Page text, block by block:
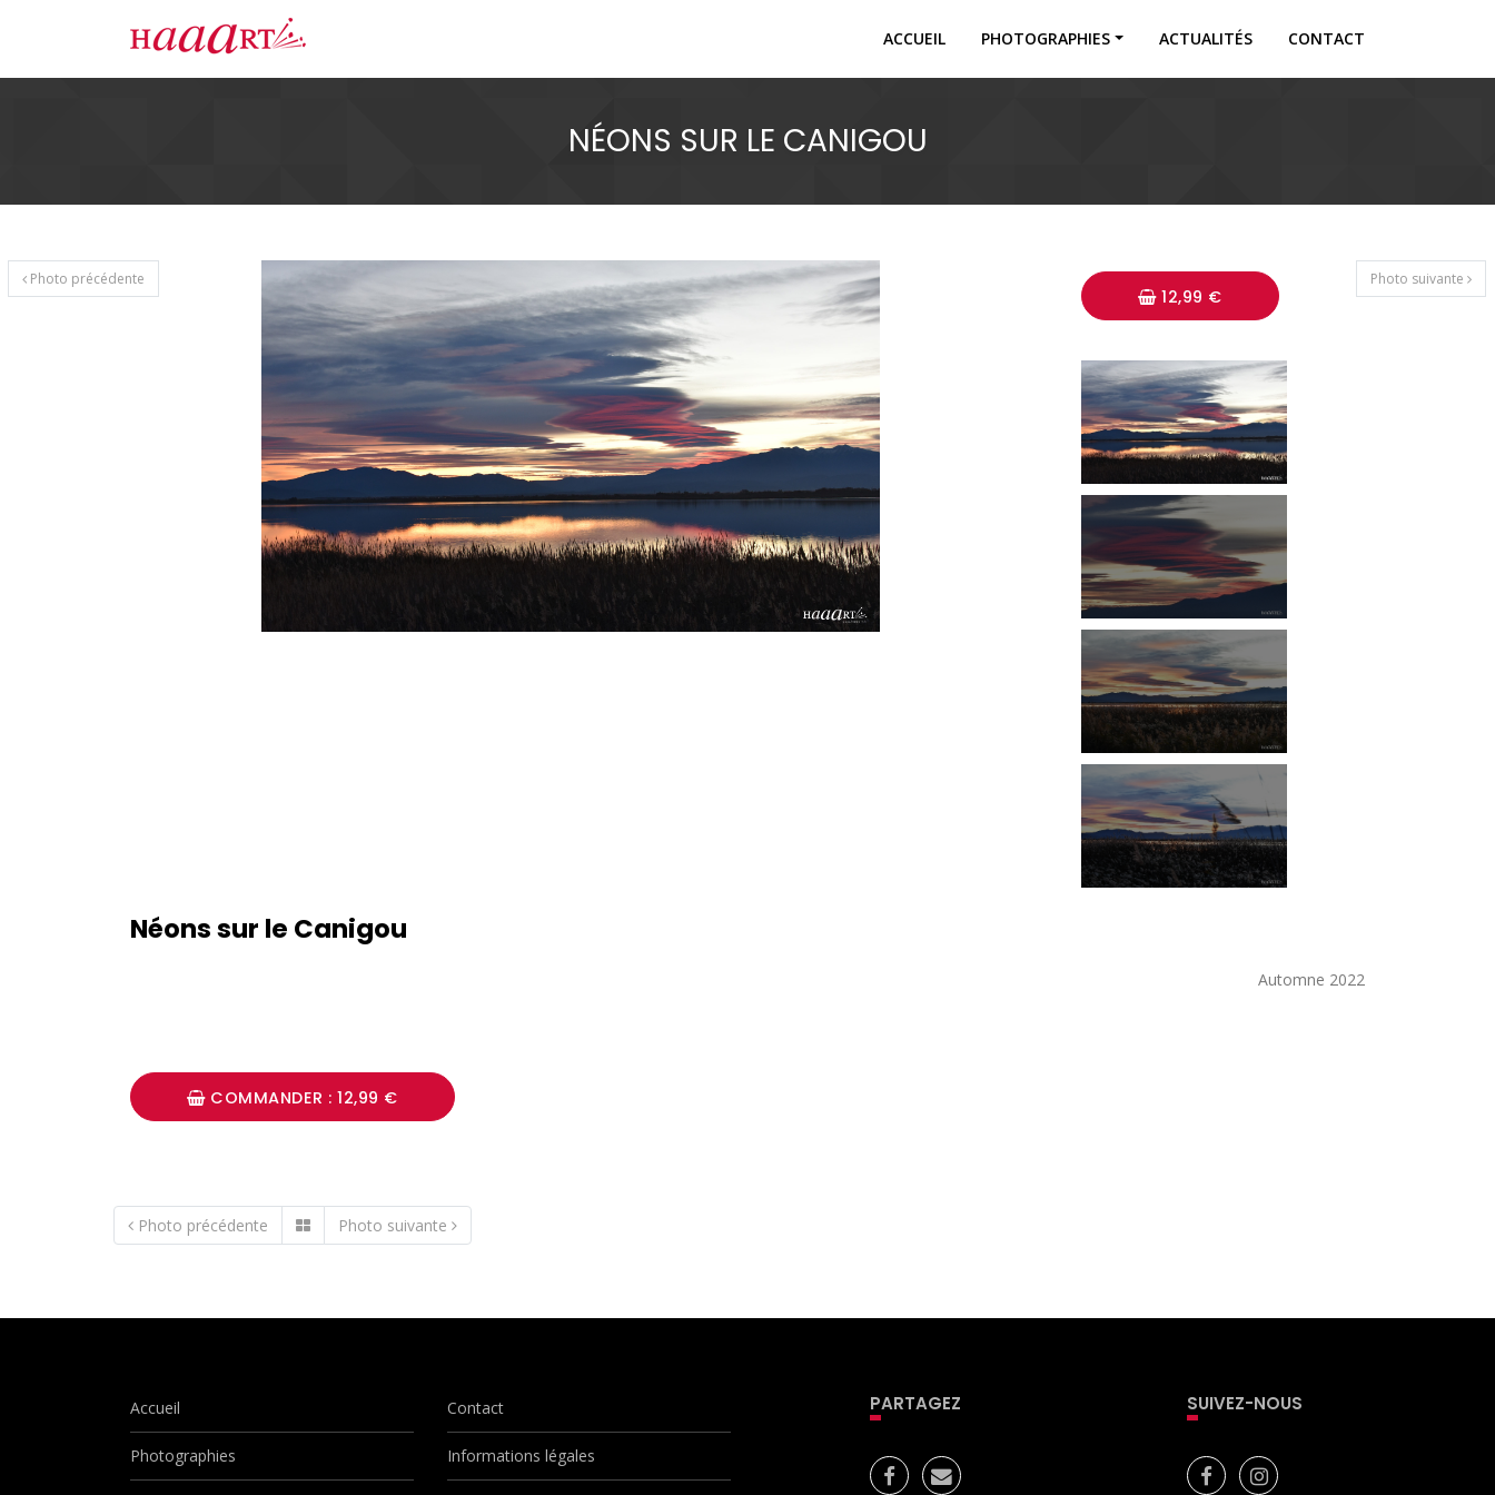
ACCUEIL PHOTOGRAPHIES ACTUALITÉS CONTACT
NÉONS SUR LE CANIGOU
Photo précédente Photo suivante
12,99 €
Néons sur le Canigou
Automne 2022
COMMANDER : 12,99 €
Photo précédente Photo suivante
Accueil
Photographies
Contact
Informations légales
PARTAGEZ SUIVEZ-NOUS